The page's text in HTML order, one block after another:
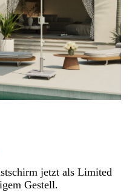
jetzt als Limited
Gestell.